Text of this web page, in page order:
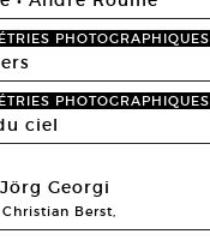
PHOTOGRAPHIQUES
PHOTOGRAPHIQUES
ciel
Georgi
Berst,